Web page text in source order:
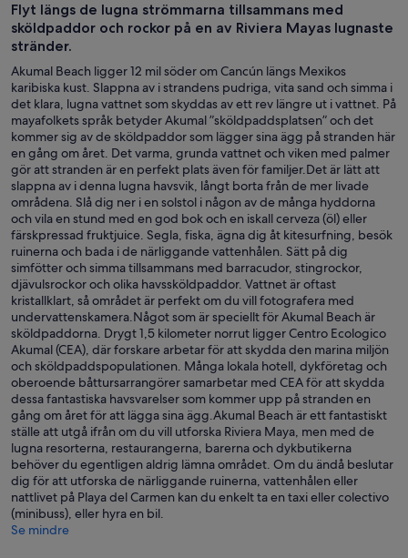
Flyt längs de lugna strömmarna tillsammans med
sköldpaddor och rockor på en av Riviera Mayas lugnaste
stränder.
Akumal Beach ligger 12 mil söder om Cancún längs Mexikos
karibiska kust. Slappna av i strandens pudriga, vita sand och simma i
det klara, lugna vattnet som skyddas av ett rev längre ut i vattnet. På
mayafolkets språk betyder Akumal ”sköldpaddsplatsen” och det
kommer sig av de sköldpaddor som lägger sina ägg på stranden här
en gång om året. Det varma, grunda vattnet och viken med palmer
gör att stranden är en perfekt plats även för familjer.Det är lätt att
slappna av i denna lugna havsvik, långt borta från de mer livade
områdena. Slå dig ner i en solstol i någon av de många hyddorna
och vila en stund med en god bok och en iskall cerveza (öl) eller
färskpressad fruktjuice. Segla, fiska, ägna dig åt kitesurfning, besök
ruinerna och bada i de närliggande vattenhålen. Sätt på dig
simfötter och simma tillsammans med barracudor, stingrockor,
djävulsrockor och olika havssköldpaddor. Vattnet är oftast
kristallklart, så området är perfekt om du vill fotografera med
undervattenskamera.Något som är speciellt för Akumal Beach är
sköldpaddorna. Drygt 1,5 kilometer norrut ligger Centro Ecologico
Akumal (CEA), där forskare arbetar för att skydda den marina miljön
och sköldpaddspopulationen. Många lokala hotell, dykföretag och
oberoende båttursarrangörer samarbetar med CEA för att skydda
dessa fantastiska havsvarelser som kommer upp på stranden en
gång om året för att lägga sina ägg.Akumal Beach är ett fantastiskt
ställe att utgå ifrån om du vill utforska Riviera Maya, men med de
lugna resorterna, restaurangerna, barerna och dykbutikerna
behöver du egentligen aldrig lämna området. Om du ändå beslutar
dig för att utforska de närliggande ruinerna, vattenhålen eller
nattlivet på Playa del Carmen kan du enkelt ta en taxi eller colectivo
(minibuss), eller hyra en bil.
Se mindre